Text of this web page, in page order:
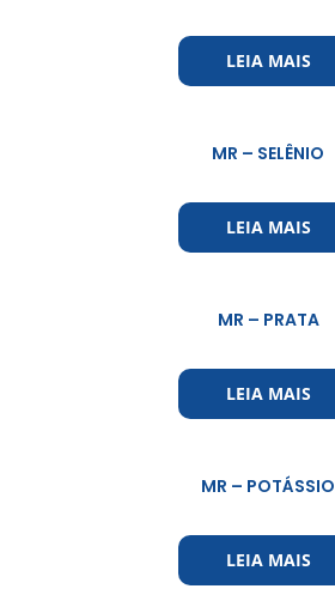
LEIA MAIS
MR – SELÊNIO
LEIA MAIS
MR – PRATA
LEIA MAIS
MR – POTÁSSIO
LEIA MAIS